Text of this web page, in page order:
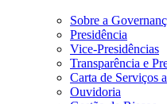
Sobre a
Presidência
Vice-Presidências
Transparência e
Carta de Serviços
Ouvidoria